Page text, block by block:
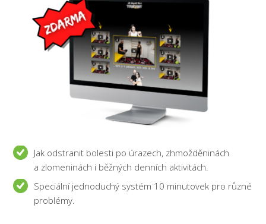
Jak odstranit bolesti po úrazech, zhmožděninách
a zlomeninách i běžných denních aktivitách.
Speciální jednoduchý systém 10 minutovek pro různé
problémy.